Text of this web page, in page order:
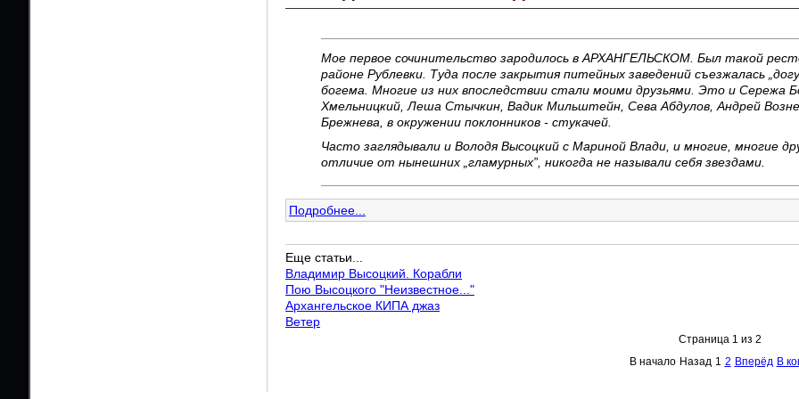
Мое первое сочинительство зародилось в АРХАНГЕЛЬСКОМ. Был такой
районе Рублевки. Туда после закрытия питейных заведений съезжалась
богема. Многие из них впоследствии стали моими друзьями. Это и Сережа
Хмельницкий, Леша Стычкин, Вадик Мильштейн, Сева Абдулов, Андрей
Брежнева, в окружении поклонников - стукачей.
Часто заглядывали и Володя Высоцкий с Мариной Влади, и многие, многие
отличие от нынешних „гламурных”, никогда не называли себя звездами.
Подробнее...
Еще статьи...
Владимир Высоцкий. Корабли
Пою Высоцкого "Неизвестное..."
Архангельское КИПА джаз
Ветер
Страница 1 из 2
В начало Назад 1 2 Вперёд В